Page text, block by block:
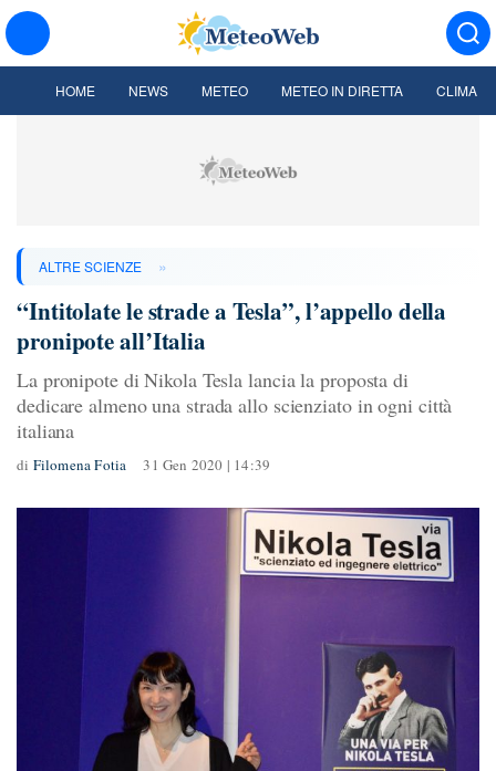
HOME NEWS METEO METEO IN DIRETTA CLIMA
ALTRE SCIENZE »
“Intitolate le strade a Tesla”, l’appello della
pronipote all’Italia
La pronipote di Nikola Tesla lancia la proposta di
dedicare almeno una strada allo scienziato in ogni città
italiana
di Filomena Fotia 31 Gen 2020 | 14:39